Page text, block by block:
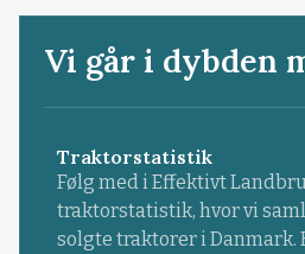
Vi går i dybden
Traktorstatistik
Følg med i Effektivt
traktorstatistik, hvor vi
solgte traktorer i Danmark.